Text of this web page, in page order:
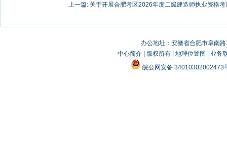
上一篇: 关于开展合肥考区2026年度二级建造师执业资格
办公地址：安徽省合肥市阜南
中心简介| 版权所有| 地理位置图
业务
皖公网安备 34010302002473